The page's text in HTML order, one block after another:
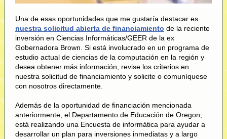
Una de esas oportunidades que me gustaría destacar es
nuestra solicitud abierta de financiamiento de la reciente
inversión en Ciencias Informáticas/GEER de la ex
Gobernadora Brown. Si está involucrado en un programa de
estudio actual de ciencias de la computación en la región y
desea obtener más información, revise los criterios en
nuestra solicitud de financiamiento y solicite o comuníquese
con nosotros directamente.
Además de la oportunidad de financiación mencionada
anteriormente, el Departamento de Educación de Oregon,
está realizando una Encuesta de informática para ayudar a
desarrollar un plan para inversiones inmediatas y a largo